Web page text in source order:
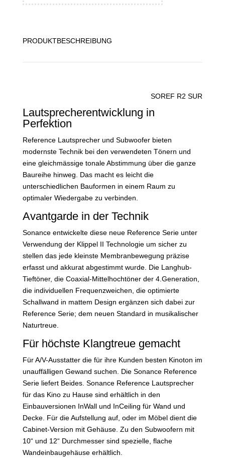
PRODUKTBESCHREIBUNG
SOREF R2 SUR
Lautsprecherentwicklung in
Perfektion
Reference Lautsprecher und Subwoofer bieten
modernste Technik bei den verwendeten Tönern und
eine gleichmässige tonale Abstimmung über die ganze
Baureihe hinweg. Das macht es leicht die
unterschiedlichen Bauformen in einem Raum zu
optimaler Wiedergabe zu verbinden.
Avantgarde in der Technik
Sonance entwickelte diese neue Reference Serie unter
Verwendung der Klippel II Technologie um sicher zu
stellen das jede kleinste Membranbewegung präzise
erfasst und akkurat abgestimmt wurde. Die Langhub-
Tieftöner, die Coaxial-Mittelhochtöner der 4.Generation,
die individuellen Frequenzweichen, die optimierte
Schallwand in mattem Design ergänzen sich dabei zur
Reference Serie; dem neuen Standard in musikalischer
Naturtreue.
Für höchste Klangtreue gemacht
Für A/V-Ausstatter die für ihre Kunden besten Kinoton im
unauffälligen Gewand suchen. Die Sonance Reference
Serie liefert Beides. Sonance Reference Lautsprecher
für das Kino zu Hause sind erhältlich in den
Einbauversionen InWall und InCeiling für Wand und
Decke. Für die Aufstellung auf, oder im Möbel dient die
Cabinet-Version mit Gehäuse. Zu den Subwoofern mit
10“ und 12“ Durchmesser sind spezielle, flache
Wandeinbaugehäuse erhältlich.